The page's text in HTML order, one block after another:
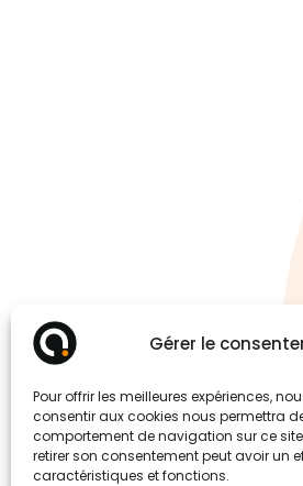
Gérer le
Pour offrir les meilleures expériences,
consentir aux cookies nous permettra
comportement de navigation sur ce
retirer son consentement peut avoir un
caractéristiques et fonctions.